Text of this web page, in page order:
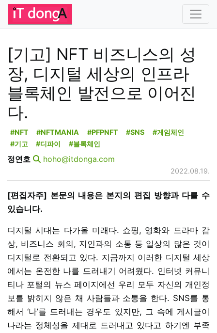
[기고] NFT 비즈니스의 성
장, 디지털 세상의 인프라
블록체인 발전으로 이어진
다.
#NFT #NFTMANIA #PFPNFT #SNS
#게임체인
#기고
#디파이 #블록체인
정연호 hoho@itdonga.com
2022.08.19.
[편집자주] 본문의 내용은 본지의 편집 방향과 다를 수
있습니다.
디지털 시대는 다가올 미래다. 쇼핑, 영화와 드라마 감
상, 비즈니스 회의, 지인과의 소통 등 일상의 많은 것이
디지털로 전환되고 있다. 지금까지 이러한 디지털 세상
에서는 온전한 나를 드러내기 어려웠다. 인터넷 커뮤니
티나 포털의 뉴스 페이지에선 우리 모두 자신의 개인정
보를 밝히지 않은 채 사람들과 소통을 한다. SNS를 통
해서 ‘나’를 드러내는 경우도 있지만, 그 속에 게시글이
나라는 정체성을 제대로 드러내고 있다고 하기엔 부족